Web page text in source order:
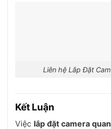
Liên hệ Lắp Đặt
Kết Luận
Việc lắp đặt camera